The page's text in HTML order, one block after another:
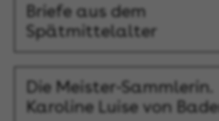
Briefe aus dem
Spätmittelalter
Die Meister-Sammlerin.
Karoline Luise von